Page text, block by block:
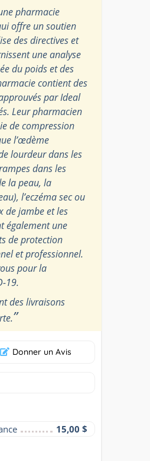
pharmacie
offre un soutien
des directives et
une analyse
du poids et des
contient des
par Ideal
Leur pharmacien
de compression
l’œdème
lourdeur dans les
dans les
la peau, la
l’eczéma sec ou
de jambe et les
également une
de protection
et professionnel.
pour la
19.
des livraisons
”
Donner un Avis
15,00 $